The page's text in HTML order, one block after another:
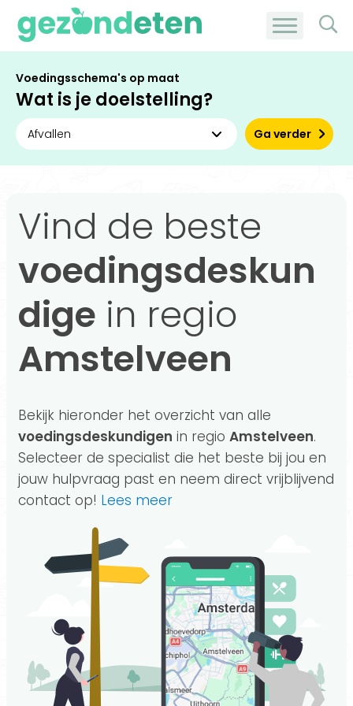
Voedingsschema's op maat
Wat is je doelstelling?
Ga verder
Vind de beste
voedingsdeskun
dige in regio
Amstelveen
Bekijk hieronder het overzicht van alle
voedingsdeskundigen in regio Amstelveen.
Selecteer de specialist die het beste bij jou en
jouw hulpvraag past en neem direct vrijblijvend
contact op! Lees meer